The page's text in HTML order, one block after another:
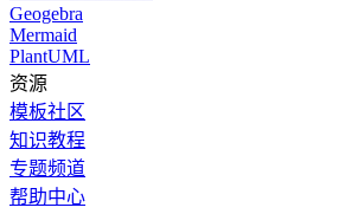
Geogebra
Mermaid
PlantUML
资源
模板社区
知识教程
专题频道
帮助中心